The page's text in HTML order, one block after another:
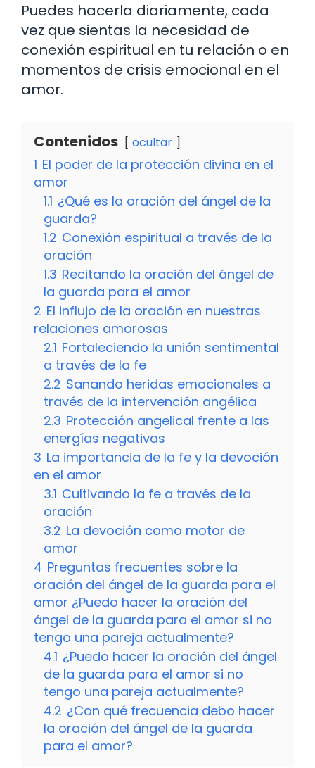
Puedes hacerla diariamente, cada
vez que sientas la necesidad de
conexión espiritual en tu relación o en
momentos de crisis emocional en el
amor.
Contenidos ocultar
1 El poder de la protección divina en el
amor
1.1 ¿Qué es la oración del ángel de la
guarda?
1.2 Conexión espiritual a través de la
oración
1.3 Recitando la oración del ángel de
la guarda para el amor
2 El influjo de la oración en nuestras
relaciones amorosas
2.1 Fortaleciendo la unión sentimental
a través de la fe
2.2 Sanando heridas emocionales a
través de la intervención angélica
2.3 Protección angelical frente a las
energías negativas
3 La importancia de la fe y la devoción
en el amor
3.1 Cultivando la fe a través de la
oración
3.2 La devoción como motor de
amor
4 Preguntas frecuentes sobre la
oración del ángel de la guarda para el
amor ¿Puedo hacer la oración del
ángel de la guarda para el amor si no
tengo una pareja actualmente?
4.1 ¿Puedo hacer la oración del ángel
de la guarda para el amor si no
tengo una pareja actualmente?
4.2 ¿Con qué frecuencia debo hacer
la oración del ángel de la guarda
para el amor?